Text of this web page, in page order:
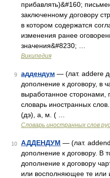
прибавлять)&#160;
заключенному договору
в котором содержатся
изменения ранее
значения&#8230; …
Википедия
9 аддендум — (лат. addere
дополнение к договору, в
выработанное
словарь иностранных
(дэ), а, м. ( …
Словарь иностранных слов
10 АДДЕНДУМ — (лат.
дополнение к договору. В
дополнение к договору
или восполняющее те или